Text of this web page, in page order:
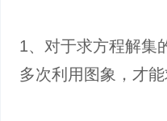
1、对于求方程解集
多次利用图象，才